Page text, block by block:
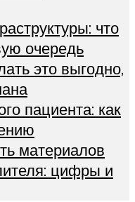
что
очередь
это выгодно,
пациента: как
материалов
цифры и